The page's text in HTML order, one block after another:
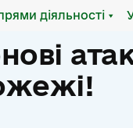
діяльності